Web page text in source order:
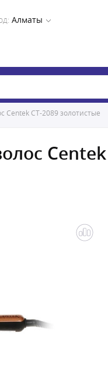
Алматы
CT-2089 золотистые
Centek